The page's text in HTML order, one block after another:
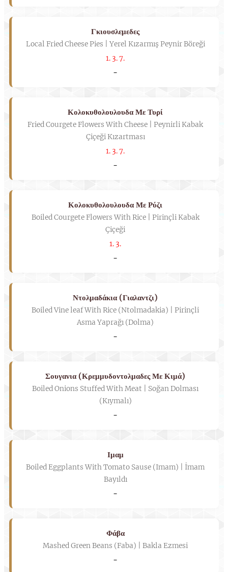
Γκιουσλεμεδες
Local Fried Cheese Pies | Yerel Kızarmış Peynir Böreği
1. 3. 7.
-
Κολοκυθολουλουδα Με Τυρί
Fried Courgete Flowers With Cheese | Peynirli Kabak
Çiçeği Kızartması
1. 3. 7.
-
Κολοκυθολουλουδα Με Ρύζι
Boiled Courgete Flowers With Rice | Pirinçli Kabak
Çiçeği
1. 3.
-
Ντολμαδάκια (Γιαλαντζι)
Boiled Vine leaf With Rice (Ntolmadakia) | Pirinçli
Asma Yaprağı (Dolma)
-
Σουγανια (Κρεμμυδοντολμαδες Με Κιμά)
Boiled Onions Stuffed With Meat | Soğan Dolması
(Kıymalı)
-
Ιμαμ
Boiled Eggplants With Tomato Sause (Imam) | İmam
Bayıldı
-
Φάβα
Mashed Green Beans (Faba) | Bakla Ezmesi
-